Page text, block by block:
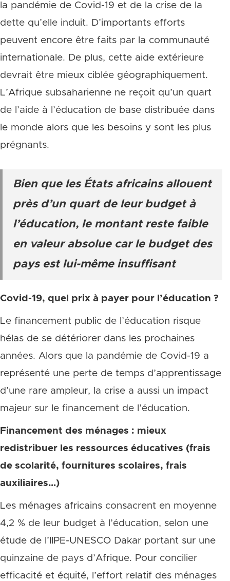
la pandémie de Covid-19 et de la crise de la
dette qu’elle induit. D’importants efforts
peuvent encore être faits par la communauté
internationale. De plus, cette aide extérieure
devrait être mieux ciblée géographiquement.
L’Afrique subsaharienne ne reçoit qu’un quart
de l’aide à l’éducation de base distribuée dans
le monde alors que les besoins y sont les plus
prégnants.
Bien que les États africains allouent
près d’un quart de leur budget à
l’éducation, le montant reste faible
en valeur absolue car le budget des
pays est lui-même insuffisant
Covid-19, quel prix à payer pour l’éducation ?
Le financement public de l’éducation risque
hélas de se détériorer dans les prochaines
années. Alors que la pandémie de Covid-19 a
représenté une perte de temps d’apprentissage
d’une rare ampleur, la crise a aussi un impact
majeur sur le financement de l’éducation.
Financement des ménages : mieux
redistribuer les ressources éducatives (frais
de scolarité, fournitures scolaires, frais
auxiliaires…)
Les ménages africains consacrent en moyenne
4,2 % de leur budget à l’éducation, selon une
étude de l’IIPE-UNESCO Dakar portant sur une
quinzaine de pays d’Afrique. Pour concilier
efficacité et équité, l’effort relatif des ménages